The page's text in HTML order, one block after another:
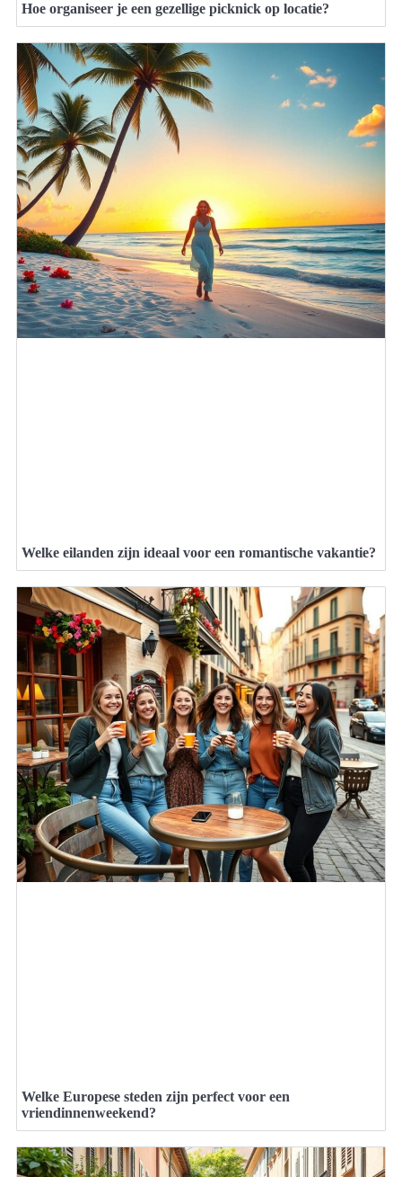
Hoe organiseer je een gezellige picknick op locatie?
Welke eilanden zijn ideaal voor een romantische vakantie?
Welke Europese steden zijn perfect voor een
vriendinnenweekend?